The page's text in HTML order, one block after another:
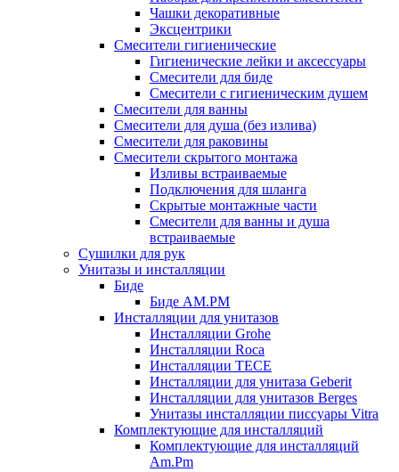
Чашки декоративные
Эксцентрики
Смесители гигиенические
Гигиенические лейки и аксессуары
Смесители для биде
Смесители с гигиеническим душем
Смесители для ванны
Смесители для душа (без излива)
Смесители для раковины
Смесители скрытого монтажа
Изливы встраиваемые
Подключения для шланга
Скрытые монтажные части
Смесители для ванны и душа
встраиваемые
Сушилки для рук
Унитазы и инсталляции
Биде
Биде AM.PM
Инсталляции для унитазов
Инсталляции Grohe
Инсталляции Roca
Инсталляции TECE
Инсталляции для унитаза Geberit
Инсталляции для унитазов Berges
Унитазы инсталляции писсуары Vitra
Комплектующие для инсталляций
Комплектующие для инсталляций
Am.Pm